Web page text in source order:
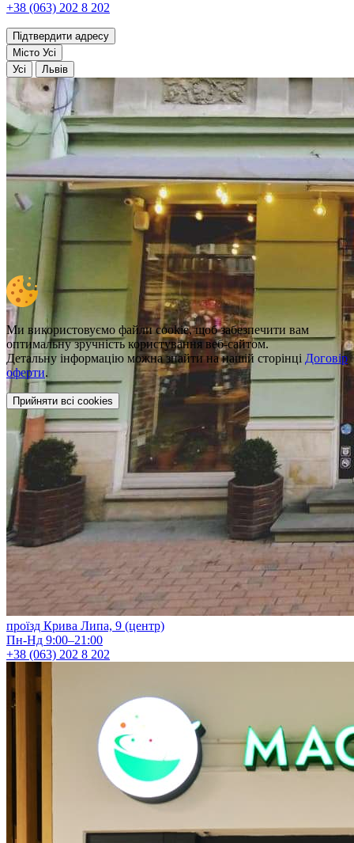
+38 (063) 202 8 202
Підтвердити адресу
Місто Усі
Усі
Львів
проїзд Крива Липа, 9 (центр)
Пн-Нд 9:00–21:00
+38 (063) 202 8 202
Ми використовуємо файли cookie, щоб забезпечити вам
оптимальну зручність користування веб-сайтом.
Детальну інформацію можна знайти на нашій сторінці Договір
оферти.
Прийняти всі cookies